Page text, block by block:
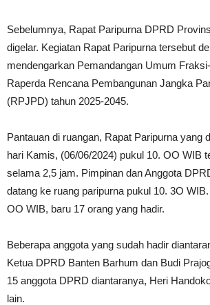
Sebelumnya, Rapat Paripurna DPRD
digelar. Kegiatan Rapat Paripurna tersebut
mendengarkan Pemandangan Umum
Raperda Rencana Pembangunan Jangka
(RPJPD) tahun 2025-2045.
Pantauan di ruangan, Rapat Paripurna yang
hari Kamis, (06/06/2024) pukul 10. OO WIB
selama 2,5 jam. Pimpinan dan Anggota
datang ke ruang paripurna pukul 10. 3O
OO WIB, baru 17 orang yang hadir.
Beberapa anggota yang sudah hadir
Ketua DPRD Banten Barhum dan Budi
15 anggota DPRD diantaranya, Heri
lain.